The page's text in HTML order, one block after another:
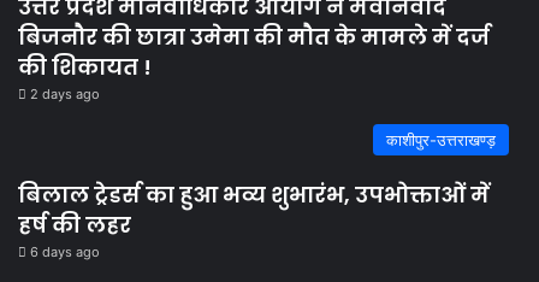
उत्तर प्रदेश मानवाधिकार आयोग ने मेवानवाद
बिजनौर की छात्रा उमेमा की मौत के मामले में दर्ज
की शिकायत !
2 days ago
काशीपुर-उत्तराखण्ड़
बिलाल ट्रेडर्स का हुआ भव्य शुभारंभ, उपभोक्ताओं में
हर्ष की लहर
6 days ago